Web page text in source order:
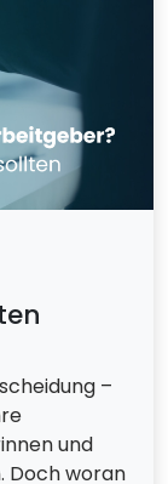
–
und
Doch woran